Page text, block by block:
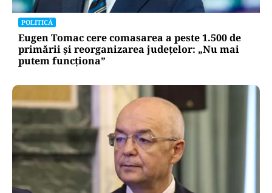
POLITICĂ
Eugen Tomac cere comasarea a peste 1.500 de
primării și reorganizarea județelor: „Nu mai
putem funcționa”